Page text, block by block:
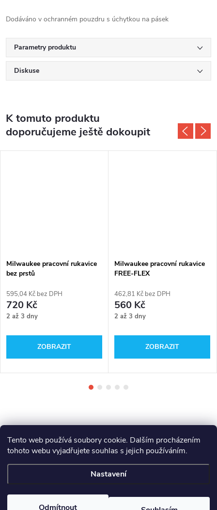
Tento web používá soubory cookie. Dalším procházením
tohoto webu vyjadřujete souhlas s jejich používáním.
Nastavení
Odmítnout
Dodáváno v ochranném pouzdru s úchytkou na pásek
Parametry produktu
Diskuse
K tomuto produktu
doporučujeme ještě dokoupit
Milwaukee pracovní rukavice
bez prstů
595,04 Kč bez DPH
720 Kč
2 až 3 dny
ZOBRAZIT
Milwaukee pracovní rukavice
FREE-FLEX
462,81 Kč bez DPH
560 Kč
2 až 3 dny
ZOBRAZIT
Z
á
GAMA - NÁŘADÍ. Všechna práva vyhrazena.